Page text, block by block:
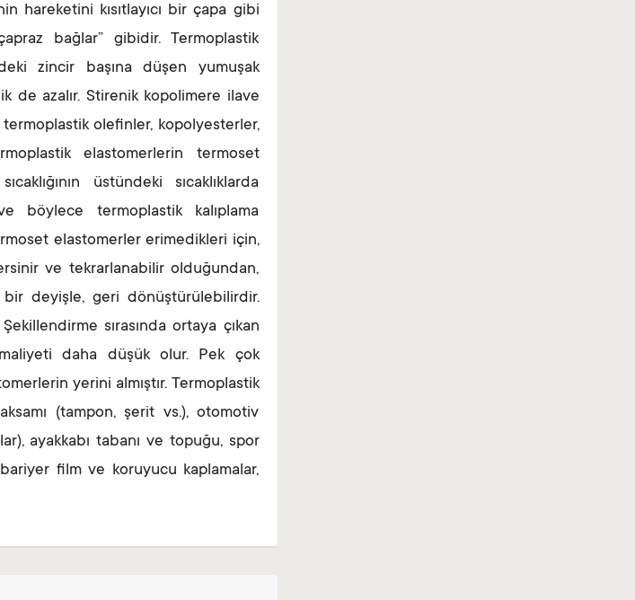
hareketini kısıtlayıcı bir çapa gibi
bağlar” gibidir. Termoplastik
zincir başına düşen yumuşak
de azalır. Stirenik kopolimere ilave
olefinler, kopolyesterler,
elastomerlerin termoset
üstündeki sıcaklıklarda
böylece termoplastik kalıplama
elastomerler erimedikleri için,
ve tekrarlanabilir olduğundan,
deyişle, geri dönüştürülebilirdir.
sırasında ortaya çıkan
daha düşük olur. Pek çok
yerini almıştır. Termoplastik
(tampon, şerit vs.), otomotiv
ayakkabı tabanı ve topuğu, spor
film ve koruyucu kaplamalar,